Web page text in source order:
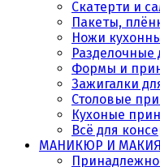
Скатерти и
Пакеты,
Ножи
Разделочные
Формы и
Зажигалки
Столовые
Кухоные
Всё для
МАНИКЮР И